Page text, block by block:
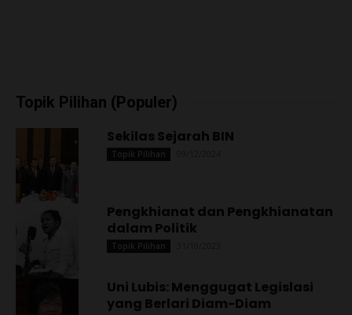
Topik Pilihan (Populer)
Sekilas Sejarah BIN
Topik Pilihan
Pengkhianat dan Pengkhianatan
dalam Politik
Topik Pilihan
Uni Lubis: Menggugat Legislasi
yang Berlari Diam-Diam